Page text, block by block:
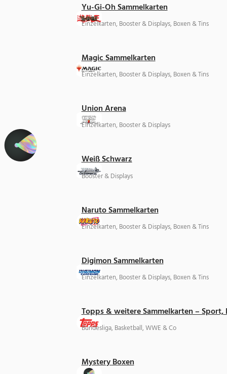
Yu-Gi-Oh Sammelkarten
Einzelkarten, Booster & Displays, Boxen & Tins
Magic Sammelkarten
Einzelkarten, Booster & Displays, Boxen & Tins
Union Arena
Einzelkarten, Booster & Displays
Weiß Schwarz
Booster & Displays
Naruto Sammelkarten
Einzelkarten, Booster & Displays, Boxen & Tins
Digimon Sammelkarten
Einzelkarten, Booster & Displays, Boxen & Tins
Topps & weitere Sammelkarten –
Bundesliga, Basketball, WWE & Co
Mystery Boxen